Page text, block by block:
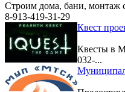
Строим дома, бани, монтаж
8-913-419-31-29
Квест
Квесты в
032-...